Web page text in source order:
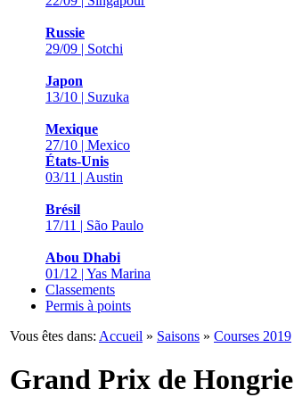
Russie
29/09 | Sotchi
Japon
13/10 | Suzuka
Mexique
27/10 | Mexico
États-Unis
03/11 | Austin
Brésil
17/11 | São Paulo
Abou Dhabi
01/12 | Yas Marina
Classements
Permis à points
Vous êtes dans: Accueil » Saisons » Courses 2019
Grand Prix de Hongrie